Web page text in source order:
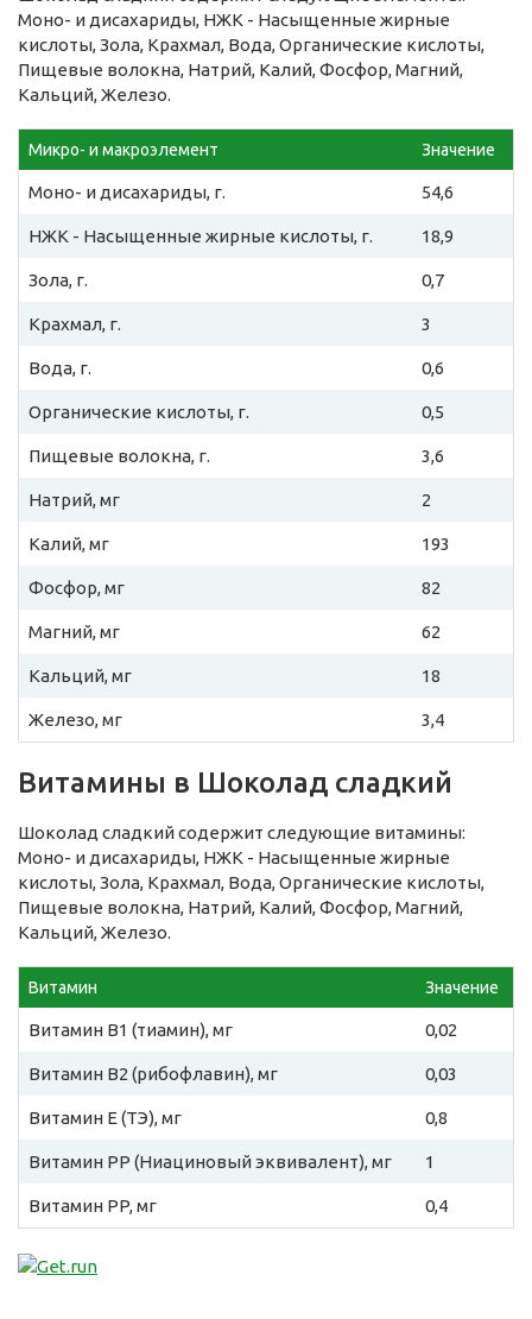
Моно- и дисахариды, НЖК - Насыщенные жирные
кислоты, Зола, Крахмал, Вода, Органические кислоты,
Пищевые волокна, Натрий, Калий, Фосфор, Магний,
Кальций, Железо.
Микро- и макроэлемент Значение
Моно- и дисахариды, г. 54,6
НЖК - Насыщенные жирные кислоты, г. 18,9
Зола, г. 0,7
Крахмал, г. 3
Вода, г. 0,6
Органические кислоты, г. 0,5
Пищевые волокна, г. 3,6
Натрий, мг 2
Калий, мг 193
Фосфор, мг 82
Магний, мг 62
Кальций, мг 18
Железо, мг 3,4
Витамины в Шоколад сладкий
Шоколад сладкий содержит следующие витамины:
Моно- и дисахариды, НЖК - Насыщенные жирные
кислоты, Зола, Крахмал, Вода, Органические кислоты,
Пищевые волокна, Натрий, Калий, Фосфор, Магний,
Кальций, Железо.
Витамин Значение
Витамин B1 (тиамин), мг 0,02
Витамин B2 (рибофлавин), мг 0,03
Витамин E (ТЭ), мг 0,8
Витамин PP (Ниациновый эквивалент), мг 1
Витамин PP, мг 0,4